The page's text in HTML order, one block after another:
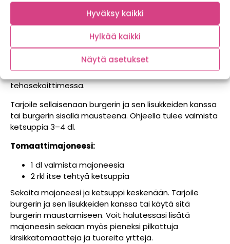
Hyväksy kaikki
Hylkää kaikki
Näytä asetukset
selkeästi paksuuntunut. Huomioithan, että ketsuppi
muuttuu vielä paksummaksi jäähtyessään, eli älä keitä
ketsuppia liian kasaan. Poista kanelitanko ja
laakerinlehti, jos käytit niitä ketsupin maustamiseen.
Jos haluat ketsupista todella sileää, voit soseuttaa
sen vielä uudestaan sauvasekoittimella tai
tehosekoittimessa.
Tarjoile sellaisenaan burgerin ja sen lisukkeiden kanssa
tai burgerin sisällä mausteena. Ohjeella tulee valmista
ketsuppia 3–4 dl.
Tomaattimajoneesi:
1 dl valmista majoneesia
2 rkl itse tehtyä ketsuppia
Sekoita majoneesi ja ketsuppi keskenään. Tarjoile
burgerin ja sen lisukkeiden kanssa tai käytä sitä
burgerin maustamiseen. Voit halutessasi lisätä
majoneesin sekaan myös pieneksi pilkottuja
kirsikkatomaatteja ja tuoreita yrttejä.